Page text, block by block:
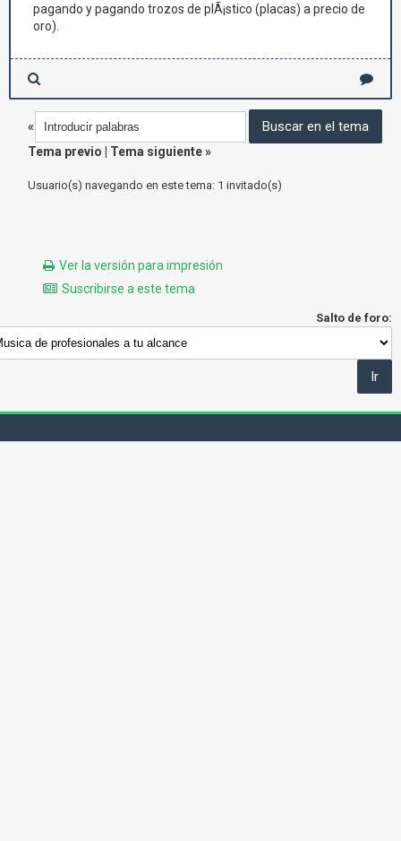
pagando y pagando trozos de plÃ¡stico (placas) a precio de
oro).
«
Tema previo
Tema siguiente»
Usuario(s) navegando en este tema: 1 invitado(s)
Ver la versión para impresión
Suscribirse a este tema
Salto de foro: